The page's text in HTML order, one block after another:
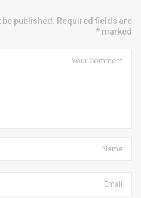
published. Required fields are
marked *